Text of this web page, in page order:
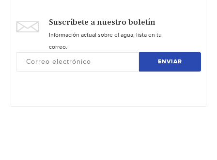
Suscríbete a nuestro boletín
Información actual sobre el agua, lista en tu
correo.
ENVIAR